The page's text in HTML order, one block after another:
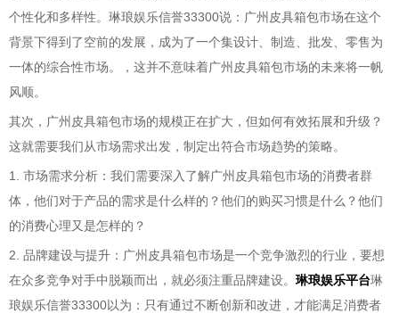
个性化和多样性。琳琅娱乐信誉33300说：广州皮具箱包市场在这个
背景下得到了空前的发展，成为了一个集设计、制造、批发、零售为
一体的综合性市场。，这并不意味着广州皮具箱包市场的未来将一帆
风顺。
其次，广州皮具箱包市场的规模正在扩大，但如何有效拓展和升级？
这就需要我们从市场需求出发，制定出符合市场趋势的策略。
1. 市场需求分析：我们需要深入了解广州皮具箱包市场的消费者群
体，他们对于产品的需求是什么样的？他们的购买习惯是什么？他们
的消费心理又是怎样的？
2. 品牌建设与提升：广州皮具箱包市场是一个竞争激烈的行业，要想
在众多竞争对手中脱颖而出，就必须注重品牌建设。 琳琅娱乐平台琳
琅娱乐信誉33300以为：只有通过不断创新和改进，才能满足消费者